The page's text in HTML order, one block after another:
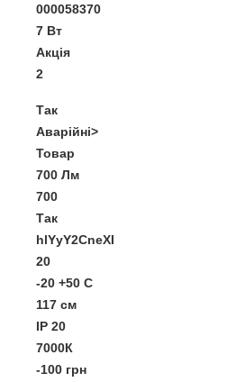
000058370
7 Вт
Акція
2
Так
Аварійні>
Товар
700 Лм
700
Так
hlYyY2CneXI
20
-20 +50 C
117 см
IP 20
7000К
-100 грн